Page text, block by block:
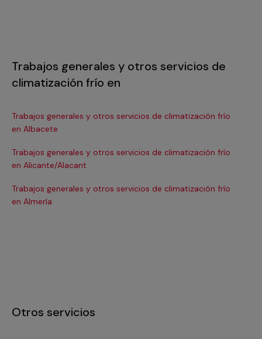
Trabajos generales y otros servicios de
climatización frío en
Trabajos generales y otros servicios de climatización frío
en Albacete
Trabajos generales y otros servicios de climatización frío
en Alicante/Alacant
Trabajos generales y otros servicios de climatización frío
en Almería
Otros servicios